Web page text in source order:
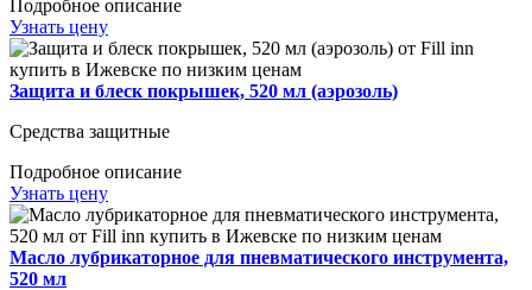
Подробное описание
Узнать цену
Защита и блеск покрышек, 520 мл (аэрозоль)
Средства защитные
Подробное описание
Узнать цену
Масло лубрикаторное для пневматического инструмента,
520 мл